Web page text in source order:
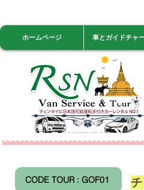
ホームページ 車とガイドチャ
CODE TOUR : GOF01